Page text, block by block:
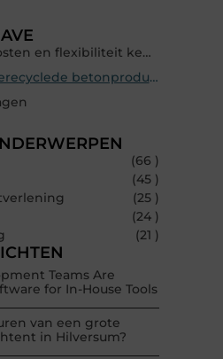
Eenvoud, lage kosten en flexibiliteit kenmerken de betonnen megablokken
Uw partner in gerecyclede betonproducten
(66 )
(45 )
(25 )
(24 )
(21 )
Teams Are
for In-House Tools
van een grote
in Hilversum?